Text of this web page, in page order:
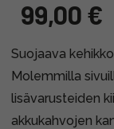
99,00 €
Suojaava
Molemmilla
lisävarusteiden
akkukahvojen